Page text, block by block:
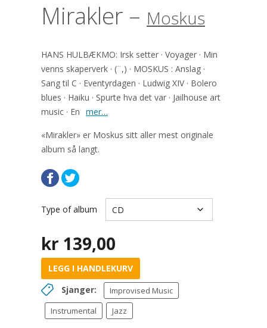
Mirakler – Moskus
HANS HULBÆKMO: Irsk setter · Voyager · Min
venns skaperverk · (¨,) · MOSKUS : Anslag ·
Sang til C · Eventyrdagen · Ludwig XIV · Bolero
blues · Haiku · Spurte hva det var · Jailhouse art
music · En mer…
«Mirakler» er Moskus sitt aller mest originale
album så langt.
Type of album
kr 139,00
LEGG I HANDLEKURV
Sjanger:
Improvised Music
Instrumental
Jazz